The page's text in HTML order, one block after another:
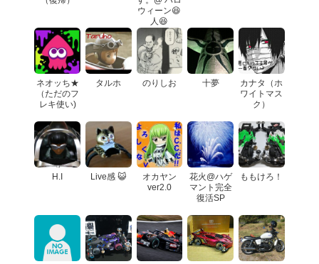
ウィーン😆
人😆
ネオッち★
（ただのフ
レキ使い)
タルホ のりしお 十夢
カナタ（ホ
ワイトマス
ク）
H.I Live感 😺
オカヤン
ver2.0
花火@ハゲ
マント完全
復活SP
ももけろ！